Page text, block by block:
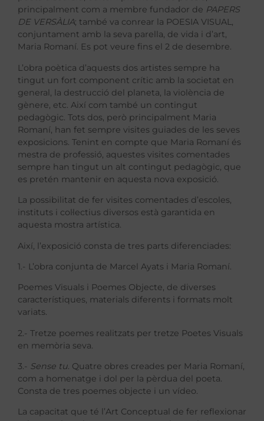
principalment com a membre fundador de PAPERS
DE VERSÀLIA; també va conrear la POESIA VISUAL,
conjuntament amb la seva parella, de vida i d’art,
Maria Romaní. Es pot veure fins el 2 de desembre.
L’obra poètica d’aquests dos artistes sempre ha
tingut un fort component crític amb la societat en
general, la destrucció del planeta, la violència de
gènere, etc. Així com també un contingut
pedagògic. Tots dos, però principalment Maria
Romaní, han fet sempre visites guiades de les seves
exposicions. Tenint en compte que Maria Romaní és
mestra de professió, aquestes visites comentades
sempre han tingut un alt contingut pedagògic, que
es pretén mantenir en aquesta nova exposició.
La possibilitat de fer visites comentades d’escoles,
instituts i col·lectius diversos està garantida en
aquesta mostra artística.
Així, l’exposició consta de tres parts diferenciades:
1.- L’obra conjunta de Marcel Ayats i Maria Romaní.
Poemes Visuals i Poemes Objecte, de diverses
característiques, materials diferents i formats molt
variats.
2.- Tretze poemes realitzats per tretze Poetes Visuals
en memòria seva.
3.- Sense tu. Quatre obres creades per Maria Romaní,
com a homenatge i dol per la pèrdua del poeta.
Consta de tres poemes objecte i un vídeo.
La capacitat que té l’Art Conceptual de fer reflexionar